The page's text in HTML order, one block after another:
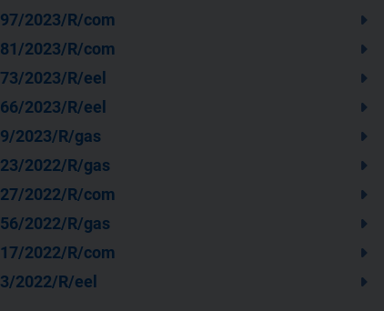
2023/R/com
2023/R/com
2023/R/eel
2023/R/eel
2023/R/gas
2022/R/gas
2022/R/com
2022/R/gas
2022/R/com
2022/R/eel